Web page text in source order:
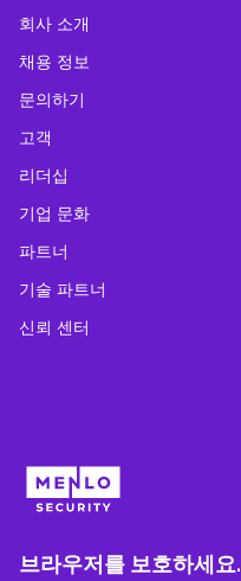
회사 소개
채용 정보
문의하기
고객
리더십
기업 문화
파트너
기술 파트너
신뢰 센터
브라우저를 보호하세요.